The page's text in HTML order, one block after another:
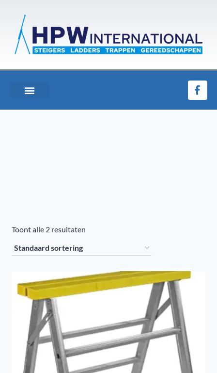
Toont alle 2 resultaten